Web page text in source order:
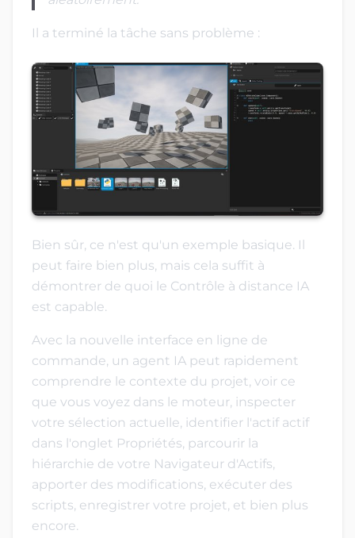
Il a terminé la tâche sans problème :
Bien sûr, ce n'est qu'un exemple basique. Il
peut faire bien plus, mais cela suffit à
démontrer de quoi le Contrôle à distance IA
est capable.
Avec la nouvelle interface en ligne de
commande, un agent IA peut rapidement
comprendre le contexte du projet, voir ce
que vous voyez dans le moteur, inspecter
votre sélection actuelle, identifier l'actif actif
dans l'onglet Propriétés, parcourir la
hiérarchie de votre Navigateur d'Actifs,
apporter des modifications, exécuter des
scripts, enregistrer votre projet, et bien plus
encore.